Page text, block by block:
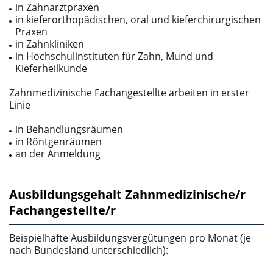
in Zahnarztpraxen
in kieferorthopädischen, oral­ und kieferchirurgischen
Praxen
in Zahnkliniken
in Hochschulinstituten für Zahn­, Mund­ und
Kieferheilkunde
Zahnmedizinische Fachangestellte arbeiten in erster
Linie
in Behandlungsräumen
in Röntgenräumen
an der Anmeldung
Ausbildungsgehalt Zahnmedizinische/r
Fachangestellte/r
Beispielhafte Ausbildungsvergütungen pro Monat (je
nach Bundesland unterschiedlich):